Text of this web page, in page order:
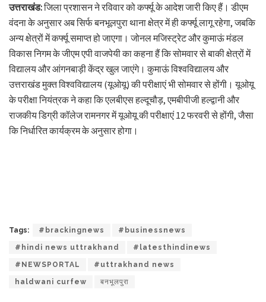
उत्तराखंड:जिला प्रशासन ने रविवार को कर्फ्यू के आदेश जारी किए हैं। डीएम
वंदना के अनुसार अब सिर्फ बनभूलपुरा थाना क्षेत्र में ही कर्फ्यू लागू रहेगा, जबकि
अन्य क्षेत्रों में कर्फ्यू समाप्त हो जाएगा। जोनल मजिस्ट्रेट और कुमाऊं मंडल
विकास निगम के जीएम एपी वाजपेयी का कहना हैं कि सोमवार से बाकी क्षेत्रों में
विद्यालय और आंगनबाड़ी केंद्र खुल जाएंगे। कुमाऊं विश्वविद्यालय और
उत्तराखंड मुक्त विश्वविद्यालय (यूओयू) की परीक्षाएं भी सोमवार से होंगी। यूओयू
के परीक्षा नियंत्रक ने कहा कि एलबीएस हल्दूचौड़, एमबीपीजी हल्द्वानी और
राजकीय डिग्री कॉलेज रामनगर में यूओयू की परीक्षाएं 12 फरवरी से होंगी, जैसा
कि निर्धारित कार्यक्रम के अनुसार होगा।
Tags: #brackingnews #businessnews
#hindi news uttrakhand #latesthindinews
#NEWSPORTAL #uttrakhand news
haldwani curfew बनभूलपुरा